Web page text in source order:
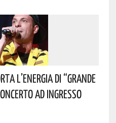
L’energia Di “Grande
Ad Ingresso